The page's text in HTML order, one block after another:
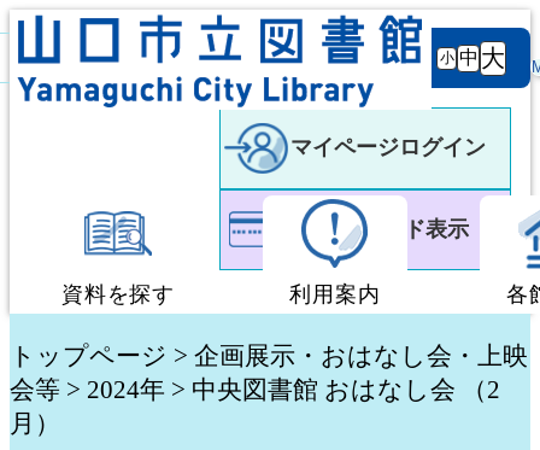
背景
白 黒
文字サ
イズ
小 中 大
マイページログイン
利用者カード表示
資料を探す
蔵書検索・予約
利用案内
図書館利用案内
各
トップページ > 企画展示・おはなし会・上映
会等 > 2024年 > 中央図書館 おはなし会 （2
月）